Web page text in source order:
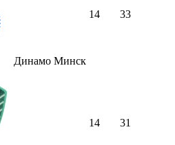
Динамо Минск
14 33
14 31